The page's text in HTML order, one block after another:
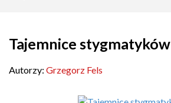
Tajemnice stygmatyków
Autorzy: Grzegorz Fels